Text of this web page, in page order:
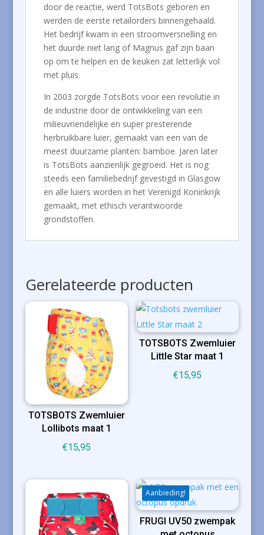
door de reactie, werd TotsBots geboren en
werden de eerste retailorders binnengehaald.
Het bedrijf kwam in een stroomversnelling en
het duurde niet lang of Magnus gaf zijn baan
op om te helpen en de keuken zat letterlijk vol
met pluis.
In 2003 zorgde TotsBots voor een revolutie in
de industrie door de ontwikkeling van een
milieuvriendelijke en super presterende
herbruikbare luier, gemaakt van een van de
meest duurzame planten: bamboe. Jaren later
is TotsBots aanzienlijk gegroeid. Het is nog
steeds een familiebedrijf gevestigd in Glasgow
en alle luiers worden in het Verenigd Koninkrijk
gemaakt, met ethisch verantwoorde
grondstoffen.
Gerelateerde producten
TOTSBOTS Zwemluier
Lollibots maat 1
€15,95
TOTSBOTS Zwemluier
Little Star maat 1
€15,95
Aanbieding!
FRUGI UV50 zwempak